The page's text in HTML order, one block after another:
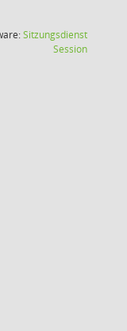
Sitzungsdienst
Session(Wird in